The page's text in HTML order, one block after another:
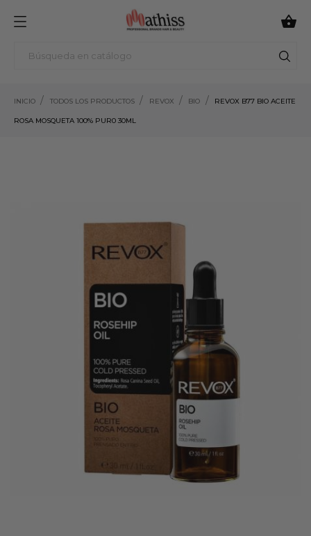

INICIO TODOS LOS PRODUCTOS REVOX BIO REVOX B77 BIO ACEITE
ROSA MOSQUETA 100% PUR0 30ML